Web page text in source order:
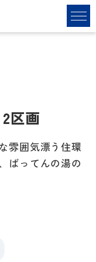
区画
雰囲気漂う住環
ばってんの湯の